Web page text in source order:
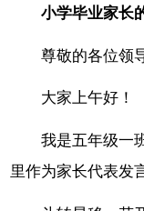
小学毕业家长
尊敬的各位领
大家上午好！
我是五年级一
里作为家长代表发